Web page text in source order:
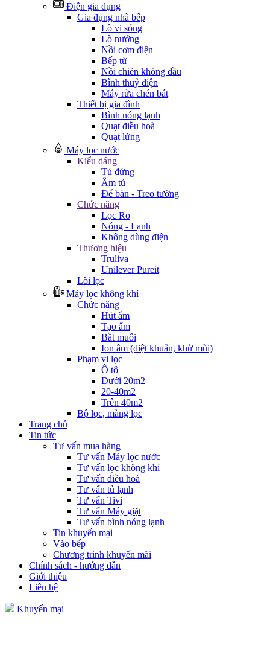
Điện gia dụng
Gia đụng nhà bếp
Lò vi sóng
Lò nướng
Nồi cơm điện
Bếp từ
Nồi chiên không dầu
Bình thuỷ điện
Máy rửa chén bát
Thiết bị gia đình
Bình nóng lạnh
Quạt điều hoà
Quạt lửng
Máy lọc nước
Kiểu dáng
Tủ đứng
Âm tủ
Để bàn - Treo tường
Chức năng
Lọc Ro
Nóng - Lạnh
Không dùng điện
Thương hiệu
Truliva
Unilever Pureit
Lõi lọc
Máy lọc không khí
Chức năng
Hút ẩm
Tạo ẩm
Bắt muỗi
Ion âm (diệt khuẩn, khử mùi)
Phạm vi lọc
Ô tô
Dưới 20m2
20-40m2
Trên 40m2
Bộ lọc, màng lọc
Trang chủ
Tin tức
Tư vấn mua hàng
Tư vấn Máy lọc nước
Tư vấn lọc không khí
Tư vấn điều hoà
Tư vấn tủ lạnh
Tư vấn Tivi
Tư vấn Máy giặt
Tư vấn bình nóng lạnh
Tin khuyến mại
Vào bếp
Chương trình khuyến mãi
Chính sách - hướng dẫn
Giới thiệu
Liên hệ
Khuyến mại